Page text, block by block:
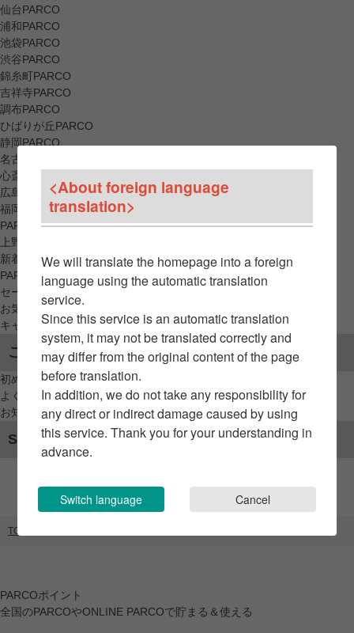
仙台PARCO
浦和PARCO
池袋PARCO
渋谷PARCO
錦糸町PARCO
吉祥寺PARCO
調布PARCO
ひばりが丘PARCO
静岡PARCO
名古屋PARCO
心斎橋PARCO
広島PARCO
福岡PARCO
PARCO_ya
上野
新着アイテムから探す
PARCO限定アイテムから探す
セールアイテムから探す
お気に入りから探す
キャンペーン/クーポン対象から探す
ご利用案内
初めてのお客様へ
よくあるご質問 / お問い合わせ
お知らせ
SNSアカウント
TOP
PARCOポイント
全国のPARCOやONLINE PARCOで貯まる＆使える
<About foreign language
translation>
We will translate the homepage into a foreign
language using the automatic translation
service.
Since this service is an automatic translation
system, it may not be translated correctly and
may differ from the original content of the page
before translation.
In addition, we do not take any responsibility for
any direct or indirect damage caused by using
this service. Thank you for your understanding in
advance.
Switch language Cancel